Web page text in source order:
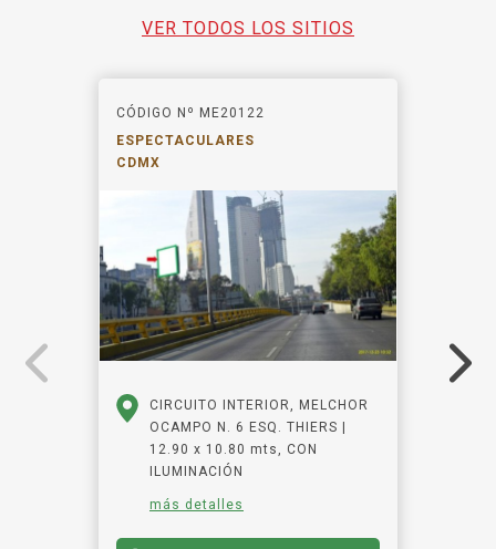
VER TODOS LOS SITIOS
CÓDIGO Nº ME20122
ESPECTACULARES
CDMX
CIRCUITO INTERIOR, MELCHOR
OCAMPO N. 6 ESQ. THIERS |
12.90 x 10.80 mts, CON
ILUMINACIÓN
más detalles